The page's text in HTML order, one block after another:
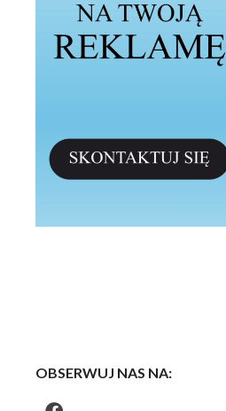
OBSERWUJ NAS NA: